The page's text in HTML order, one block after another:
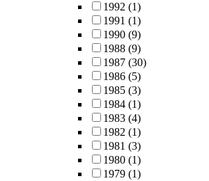
1992 (1)
1991 (1)
1990 (9)
1988 (9)
1987 (30)
1986 (5)
1985 (3)
1984 (1)
1983 (4)
1982 (1)
1981 (3)
1980 (1)
1979 (1)